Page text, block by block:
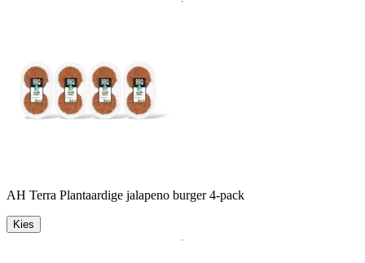
AH Terra Plantaardige jalapeno burger 4-pack
Kies